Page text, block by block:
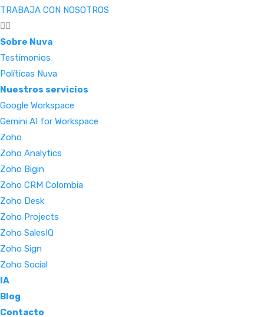
TRABAJA CON NOSOTROS
Sobre Nuva
Testimonios
Políticas Nuva
Nuestros servicios
Google Workspace
Gemini AI for Workspace
Zoho
Zoho Analytics
Zoho Bigin
Zoho CRM Colombia
Zoho Desk
Zoho Projects
Zoho SalesIQ
Zoho Sign
Zoho Social
IA
Blog
Contacto